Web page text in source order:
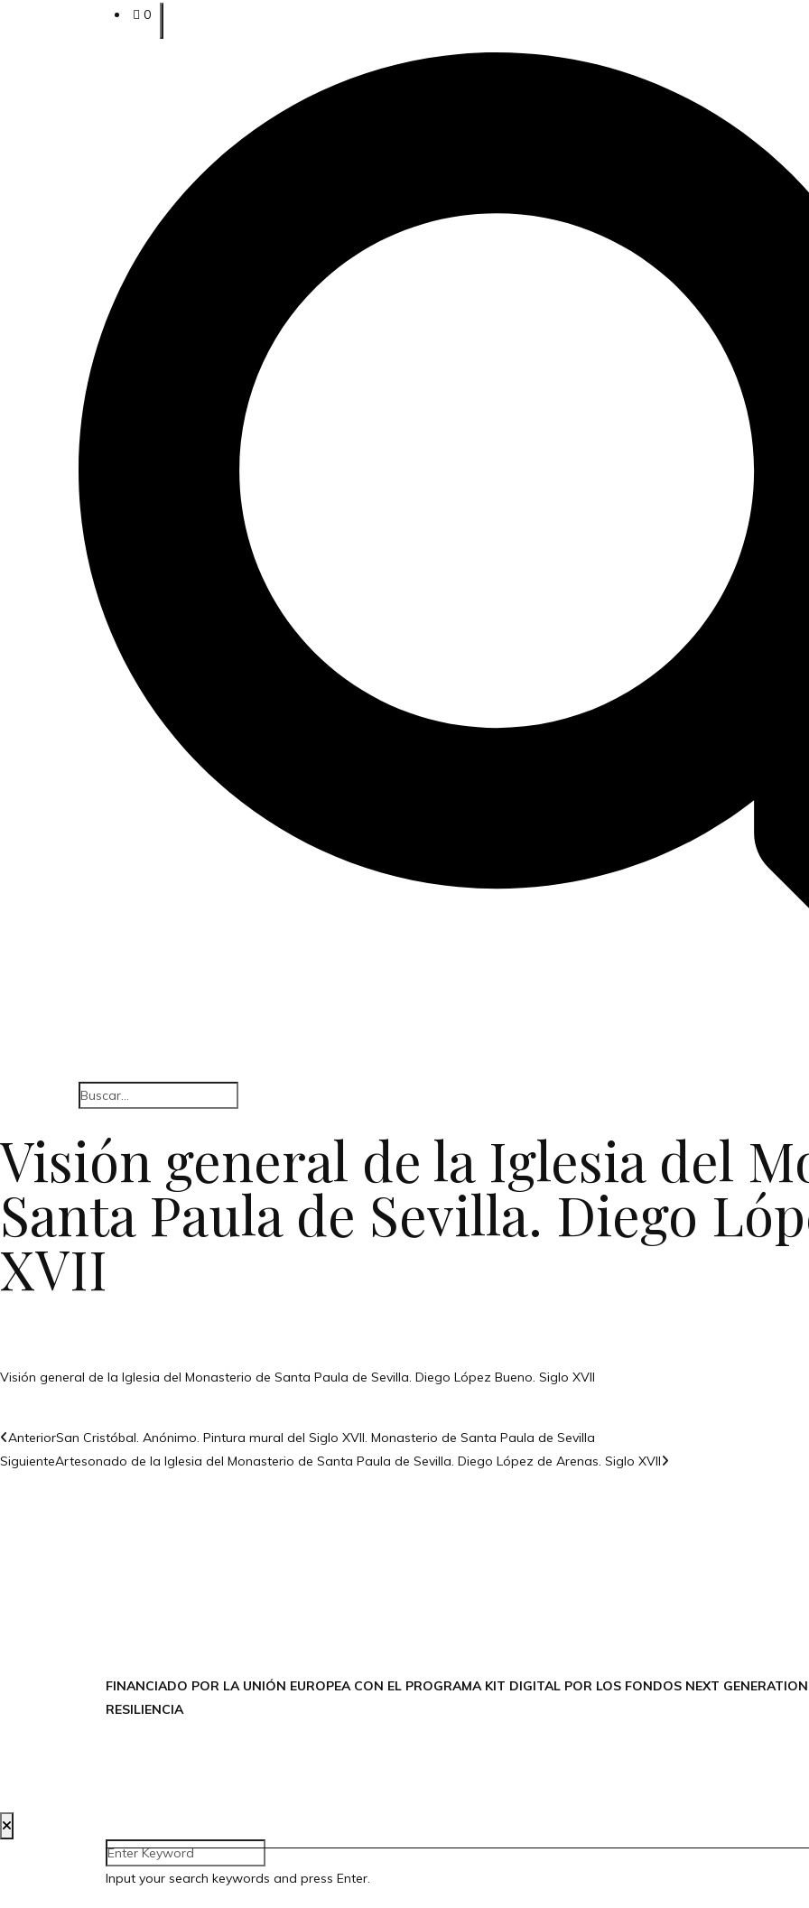
0
Visión general de la Iglesia del
Santa Paula de Sevilla. Diego
XVII
Visión general de la Iglesia del Monasterio de Santa Paula de Sevilla. Diego López Bueno. Siglo XVII
AnteriorSan Cristóbal. Anónimo. Pintura mural del Siglo XVII. Monasterio de Santa Paula de Sevilla
SiguienteArtesonado de la Iglesia del Monasterio de Santa Paula de Sevilla. Diego López de Arenas. Siglo XVII
FINANCIADO POR LA UNIÓN EUROPEA CON EL PROGRAMA KIT DIGITAL POR LOS FONDOS NEXT
RESILIENCIA
Input your search keywords and press Enter.